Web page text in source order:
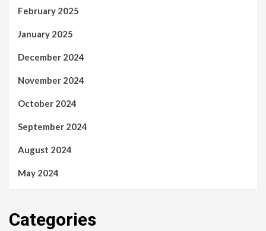
February 2025
January 2025
December 2024
November 2024
October 2024
September 2024
August 2024
May 2024
Categories